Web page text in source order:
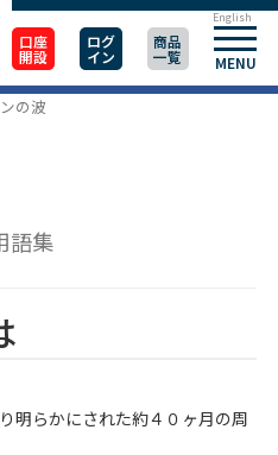
口座
開設
ログ
イン
商品
一覧 MENU
English
の波
語集
明らかにされた約４０ヶ月の周